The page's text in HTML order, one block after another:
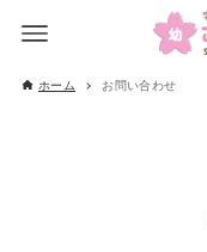
ホーム お問い合わせ